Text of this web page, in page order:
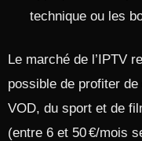
technique ou les
Le marché de l’IPTV
possible de profiter
VOD, du sport et de
(entre 6 et 50 €/mois